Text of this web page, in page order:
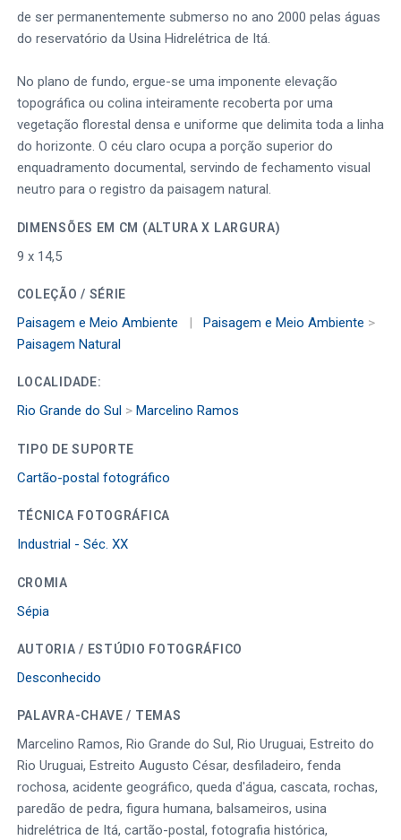
de ser permanentemente submerso no ano 2000 pelas águas
do reservatório da Usina Hidrelétrica de Itá.
No plano de fundo, ergue-se uma imponente elevação
topográfica ou colina inteiramente recoberta por uma
vegetação florestal densa e uniforme que delimita toda a linha
do horizonte. O céu claro ocupa a porção superior do
enquadramento documental, servindo de fechamento visual
neutro para o registro da paisagem natural.
DIMENSÕES EM CM (ALTURA X LARGURA)
9 x 14,5
COLEÇÃO / SÉRIE
Paisagem e Meio Ambiente | Paisagem e Meio Ambiente >
Paisagem Natural
LOCALIDADE:
Rio Grande do Sul > Marcelino Ramos
TIPO DE SUPORTE
Cartão-postal fotográfico
TÉCNICA FOTOGRÁFICA
Industrial - Séc. XX
CROMIA
Sépia
AUTORIA / ESTÚDIO FOTOGRÁFICO
Desconhecido
PALAVRA-CHAVE / TEMAS
Marcelino Ramos, Rio Grande do Sul, Rio Uruguai, Estreito do
Rio Uruguai, Estreito Augusto César, desfiladeiro, fenda
rochosa, acidente geográfico, queda d'água, cascata, rochas,
paredão de pedra, figura humana, balsameiros, usina
hidrelétrica de Itá, cartão-postal, fotografia histórica,